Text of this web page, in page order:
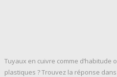
Tuyaux en cuivre comme d’habitude
plastiques ? Trouvez la réponse